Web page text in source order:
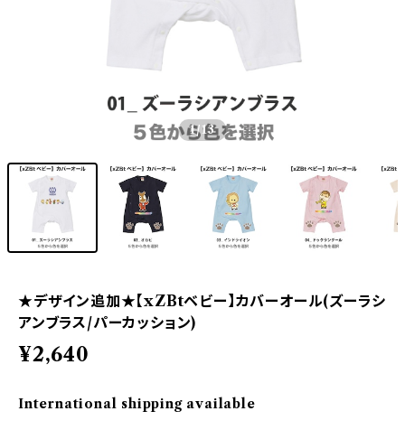
1/13
★デザイン追加★【xZBtベビー】カバーオール(ズーラシ
アンブラス/パーカッション)
¥2,640
International shipping available